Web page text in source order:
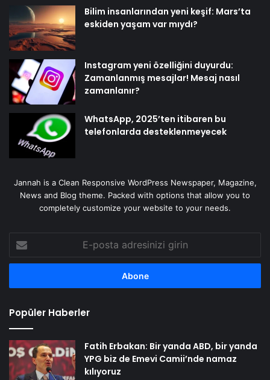
Bilim insanlarından yeni keşif: Mars’ta
eskiden yaşam var mıydı?
Instagram yeni özelliğini duyurdu:
Zamanlanmış mesajlar! Mesaj nasıl
zamanlanır?
WhatsApp, 2025’ten itibaren bu
telefonlarda desteklenmeyecek
Jannah is a Clean Responsive WordPress Newspaper, Magazine,
News and Blog theme. Packed with options that allow you to
completely customize your website to your needs.
posta
adresinizi
Popüler Haberler
Fatih Erbakan: Bir yanda ABD, bir yanda
YPG biz de Emevi Camii’nde namaz
kılıyoruz